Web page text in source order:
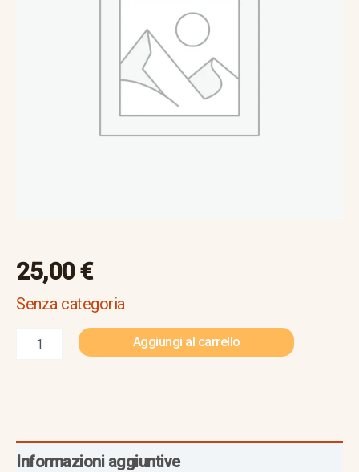
25,00€
Senza categoria
Aggiungi al carrello
Informazioni aggiuntive